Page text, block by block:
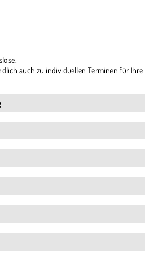
auch zu individuellen Terminen für Ihre